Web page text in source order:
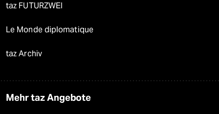
taz FUTURZWEI
Le Monde diplomatique
taz Archiv
Mehr taz Angebote